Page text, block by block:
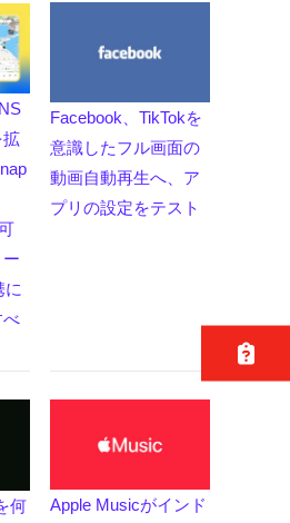
拡
に
べ
Facebook、TikTokを
意識したフル画面の
動画自動再生へ、ア
プリの設定をテスト
何
Apple Musicがインド